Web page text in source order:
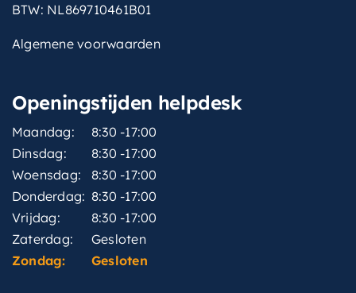
BTW: NL869710461B01
Algemene voorwaarden
Openingstijden helpdesk
Maandag:
8:30 -17:00
Dinsdag:
8:30 -17:00
Woensdag:
8:30 -17:00
Donderdag: 8:30 -17:00
Vrijdag:
8:30 -17:00
Zaterdag:
Gesloten
Zondag:
Gesloten